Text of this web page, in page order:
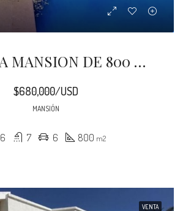
LECHERIA MANSION DE 800 M2 EN 1092 M2 VENEZUELA
$680,000/USD
MANSIÓN
6 7 6 800 m2
VENTA